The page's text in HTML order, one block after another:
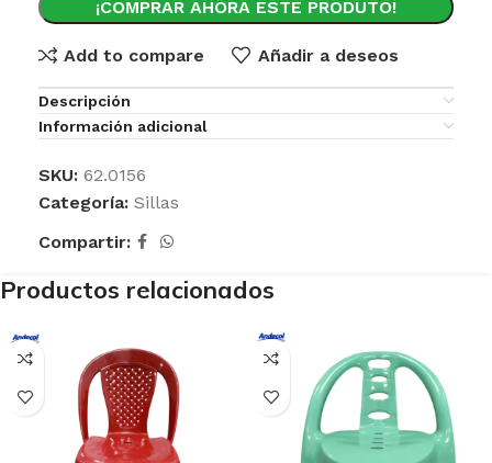
¡COMPRAR AHORA ESTE PRODUTO!
Add to compare Añadir a deseos
Descripción
Información adicional
SKU: 62.0156
Categoría: Sillas
Compartir:
Productos relacionados